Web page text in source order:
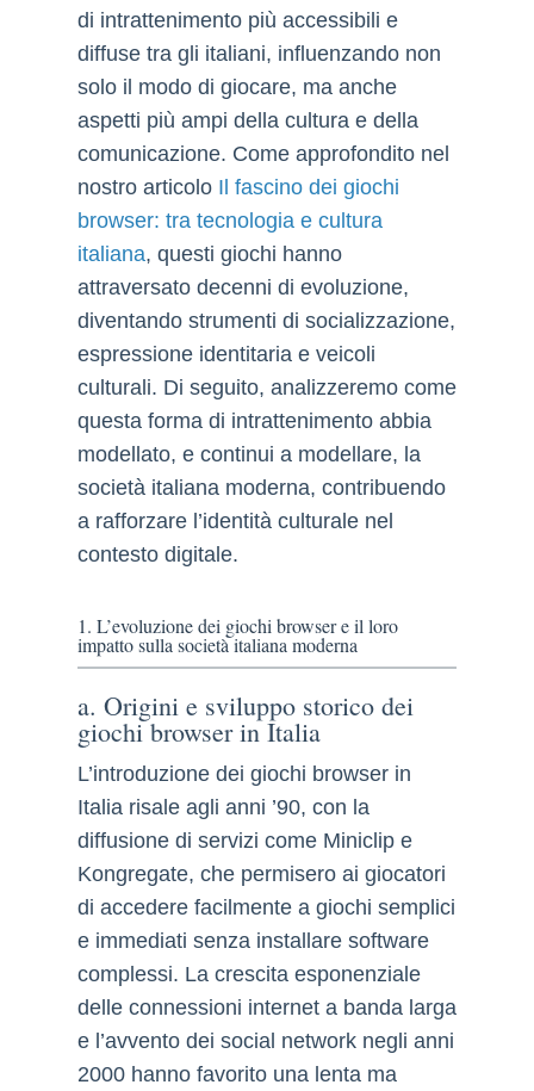
di intrattenimento più accessibili e
diffuse tra gli italiani, influenzando non
solo il modo di giocare, ma anche
aspetti più ampi della cultura e della
comunicazione. Come approfondito nel
nostro articolo Il fascino dei giochi
browser: tra tecnologia e cultura
italiana, questi giochi hanno
attraversato decenni di evoluzione,
diventando strumenti di socializzazione,
espressione identitaria e veicoli
culturali. Di seguito, analizzeremo come
questa forma di intrattenimento abbia
modellato, e continui a modellare, la
società italiana moderna, contribuendo
a rafforzare l’identità culturale nel
contesto digitale.
1. L’evoluzione dei giochi browser e il loro
impatto sulla società italiana moderna
a. Origini e sviluppo storico dei
giochi browser in Italia
L’introduzione dei giochi browser in
Italia risale agli anni ’90, con la
diffusione di servizi come Miniclip e
Kongregate, che permisero ai giocatori
di accedere facilmente a giochi semplici
e immediati senza installare software
complessi. La crescita esponenziale
delle connessioni internet a banda larga
e l’avvento dei social network negli anni
2000 hanno favorito una lenta ma